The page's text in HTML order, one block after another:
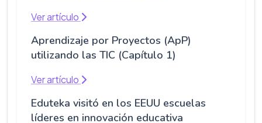
Ver artículo
Aprendizaje por Proyectos (ApP)
utilizando las TIC (Capítulo 1)
Ver artículo
Eduteka visitó en los EEUU escuelas
líderes en innovación educativa